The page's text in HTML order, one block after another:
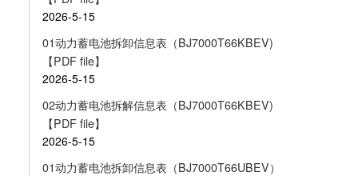
2026-5-15
01动力蓄电池拆卸信息表（BJ7000T66KBEV)
【PDF file】
2026-5-15
02动力蓄电池拆解信息表（BJ7000T66KBEV)
【PDF file】
2026-5-15
01动力蓄电池拆卸信息表（BJ7000T66UBEV）